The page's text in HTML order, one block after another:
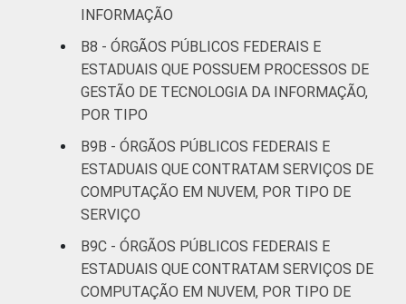
INFORMAÇÃO
B8 - ÓRGÃOS PÚBLICOS FEDERAIS E
ESTADUAIS QUE POSSUEM PROCESSOS DE
GESTÃO DE TECNOLOGIA DA INFORMAÇÃO,
POR TIPO
B9B - ÓRGÃOS PÚBLICOS FEDERAIS E
ESTADUAIS QUE CONTRATAM SERVIÇOS DE
COMPUTAÇÃO EM NUVEM, POR TIPO DE
SERVIÇO
B9C - ÓRGÃOS PÚBLICOS FEDERAIS E
ESTADUAIS QUE CONTRATAM SERVIÇOS DE
COMPUTAÇÃO EM NUVEM, POR TIPO DE